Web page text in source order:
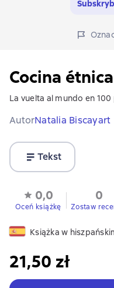
Cocina
La vuelta al mundo en
AutorNatalia Biscayart
Tekst
0,0
Oceń książkę
0
Zostaw
Książka w
21,50 zł